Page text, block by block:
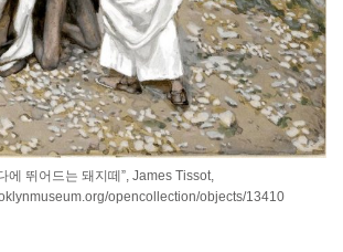
에 뛰어드는 돼지떼”, James Tissot,
opencollection/objects/13410